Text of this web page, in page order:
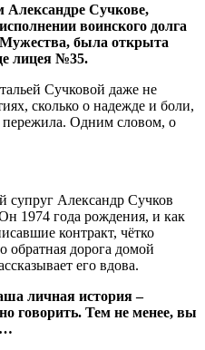
Александре Сучкове,
воинского долга
была открыта
лицея №35.
Сучковой даже не
сколько о надежде и боли,
пережила. Одним словом, о
супруг Александр Сучков
1974 года рождения, и как
контракт, чётко
обратная дорога домой
его вдова.
личная история –
говорить. Тем не менее, вы